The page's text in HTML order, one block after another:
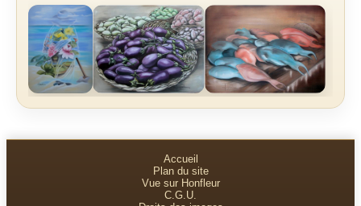
Accueil
Plan du site
Vue sur Honfleur
C.G.U.